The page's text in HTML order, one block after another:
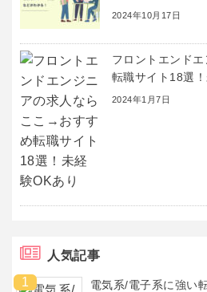
2024年10月17日
フロントエンド
転職サイト18選
2024年1月7日
人気記事
電気系/電子系に強い